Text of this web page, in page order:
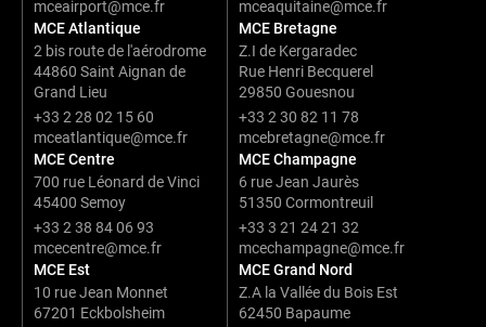
mceairport@mce.fr
mceaquitaine@mce.fr
MCE Atlantique
2 bis route de l'aérodrome
44860 Saint Aignan de
Grand Lieu
+33 2 28 02 15 60
mceatlantique@mce.fr
MCE Bretagne
Z.I de Kergaradec
Rue Henri Becquerel
29850 Gouesnou
+33 2 30 82 11 78
mcebretagne@mce.fr
MCE Centre
700 rue Léonard de Vinci
45400 Semoy
+33 2 38 84 06 93
mcecentre@mce.fr
MCE Champagne
6 rue Jean Jaurès
51350 Cormontreuil
+33 3 21 24 21 32
mcechampagne@mce.fr
MCE Est
10 rue Jean Monnet
67201 Eckbolsheim
MCE Grand Nord
Z.A la Vallée du Bois Est
62450 Bapaume